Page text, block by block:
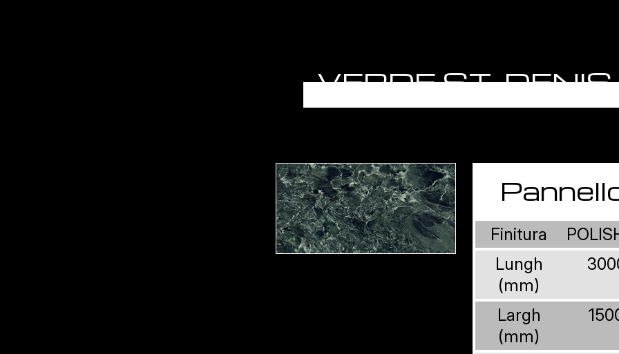
VERDE ST. DENIS
Finitura
Lungh
(mm)
Largh
(mm)